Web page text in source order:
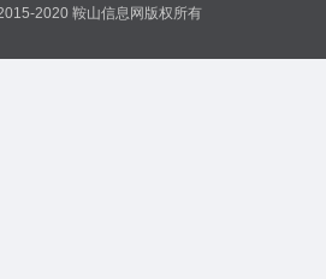
2020 鞍山信息网版权所有